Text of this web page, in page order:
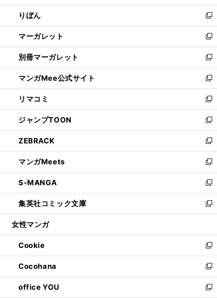
開
く
ウ
で
開
く
ン
ド
ウ
で
開
く
ウ
ィ
ン
ド
ウ
で
開
く
りぼん
新
し
い
ウ
ィ
ン
ド
ウ
で
開
く
マーガレット
新
し
い
ウ
ィ
ン
ド
ウ
で
開
く
別冊マーガレット
新
し
い
ウ
ィ
ン
ド
ウ
で
開
く
マンガMee公式サイト
新
し
い
ウ
ィ
ン
ド
ウ
で
開
く
リマコミ
新
し
い
ウ
ィ
ン
ド
ウ
で
開
く
ジャンプTOON
新
し
い
ウ
ィ
ン
ド
ウ
で
開
ZEBRACK
新
し
い
ウ
ィ
ン
ド
ウ
開
く
マンガMeets
新
し
い
ウ
ィ
ン
ウ
で
開
く
S-MANGA
新
し
い
ウ
ン
ド
ウ
で
開
く
集英社コミック文庫
新
し
ウ
ィ
ン
ド
ウ
で
女性マンガ
Cookie
新
し
い
ウ
ィ
Cocohana
新
し
い
office YOU
新